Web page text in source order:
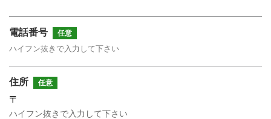
学生・教職員の方
電話番号 任意
住所 任意
〒
ハイフン抜きで入力して下さい